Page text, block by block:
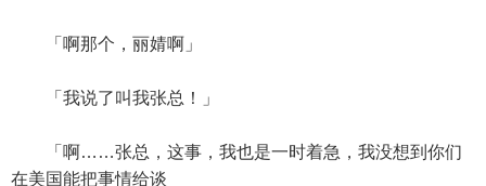
「啊那个，丽婧啊」
「我说了叫我张总！」
「啊……张总，这事，我也是一时着急，我没想到你们
在美国能把事情给谈